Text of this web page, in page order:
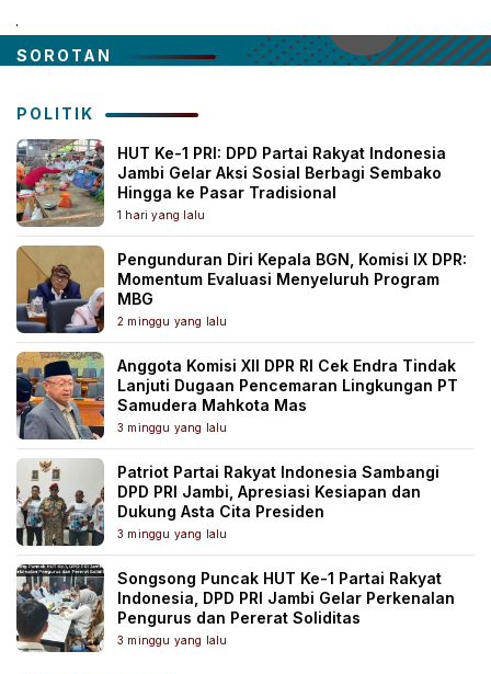
.
SOROTAN
POLITIK
HUT Ke-1 PRI: DPD Partai Rakyat Indonesia
Jambi Gelar Aksi Sosial Berbagi Sembako
Hingga ke Pasar Tradisional
1 hari yang lalu
Pengunduran Diri Kepala BGN, Komisi IX DPR:
Momentum Evaluasi Menyeluruh Program
MBG
2 minggu yang lalu
Anggota Komisi XII DPR RI Cek Endra Tindak
Lanjuti Dugaan Pencemaran Lingkungan PT
Samudera Mahkota Mas
3 minggu yang lalu
Patriot Partai Rakyat Indonesia Sambangi
DPD PRI Jambi, Apresiasi Kesiapan dan
Dukung Asta Cita Presiden
3 minggu yang lalu
Songsong Puncak HUT Ke-1 Partai Rakyat
Indonesia, DPD PRI Jambi Gelar Perkenalan
Pengurus dan Pererat Soliditas
3 minggu yang lalu